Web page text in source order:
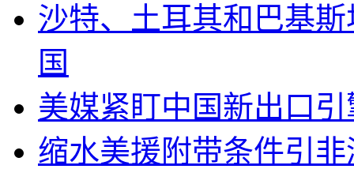
沙特、土耳其和巴基
国
美媒紧盯中国新出口
缩水美援附带条件引